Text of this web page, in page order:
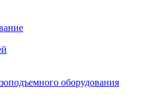
оборудования